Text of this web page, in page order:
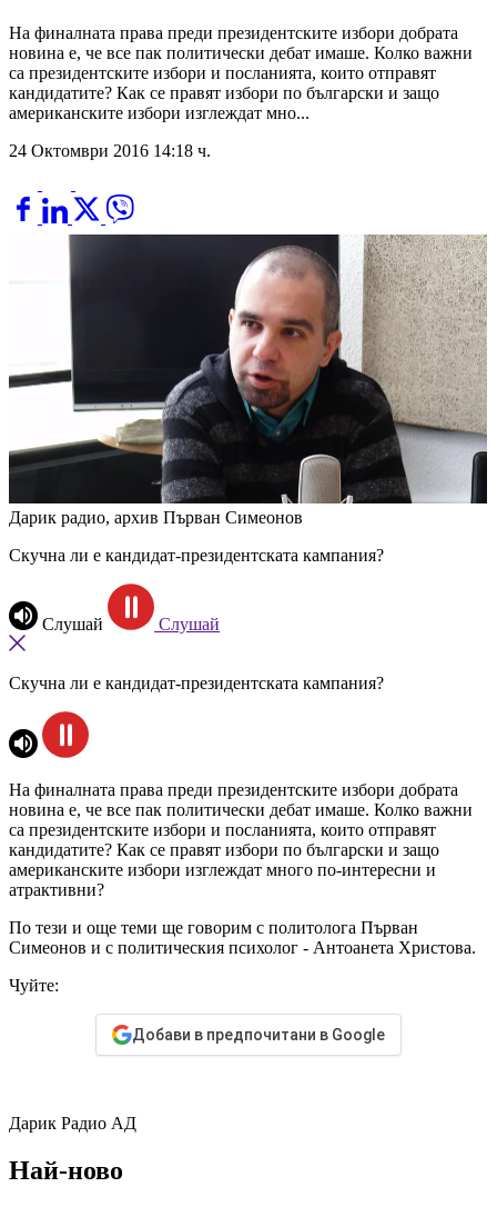
На финалната права преди президентските избори добрата
новина е, че все пак политически дебат имаше. Колко важни
са президентските избори и посланията, които отправят
кандидатите? Как се правят избори по български и защо
американските избори изглеждат мно...
24 Октомври 2016 14:18 ч.
Дарик радио, архив Първан Симеонов
Скучна ли е кандидат-президентската кампания?
Слушай Слушай
Скучна ли е кандидат-президентската кампания?
На финалната права преди президентските избори добрата
новина е, че все пак политически дебат имаше. Колко важни
са президентските избори и посланията, които отправят
кандидатите? Как се правят избори по български и защо
американските избори изглеждат много по-интересни и
атрактивни?
По тези и още теми ще говорим с политолога Първан
Симеонов и с политическия психолог - Антоанета Христова.
Чуйте:
Добави в предпочитани в Google
Дарик Радио АД
Най-ново